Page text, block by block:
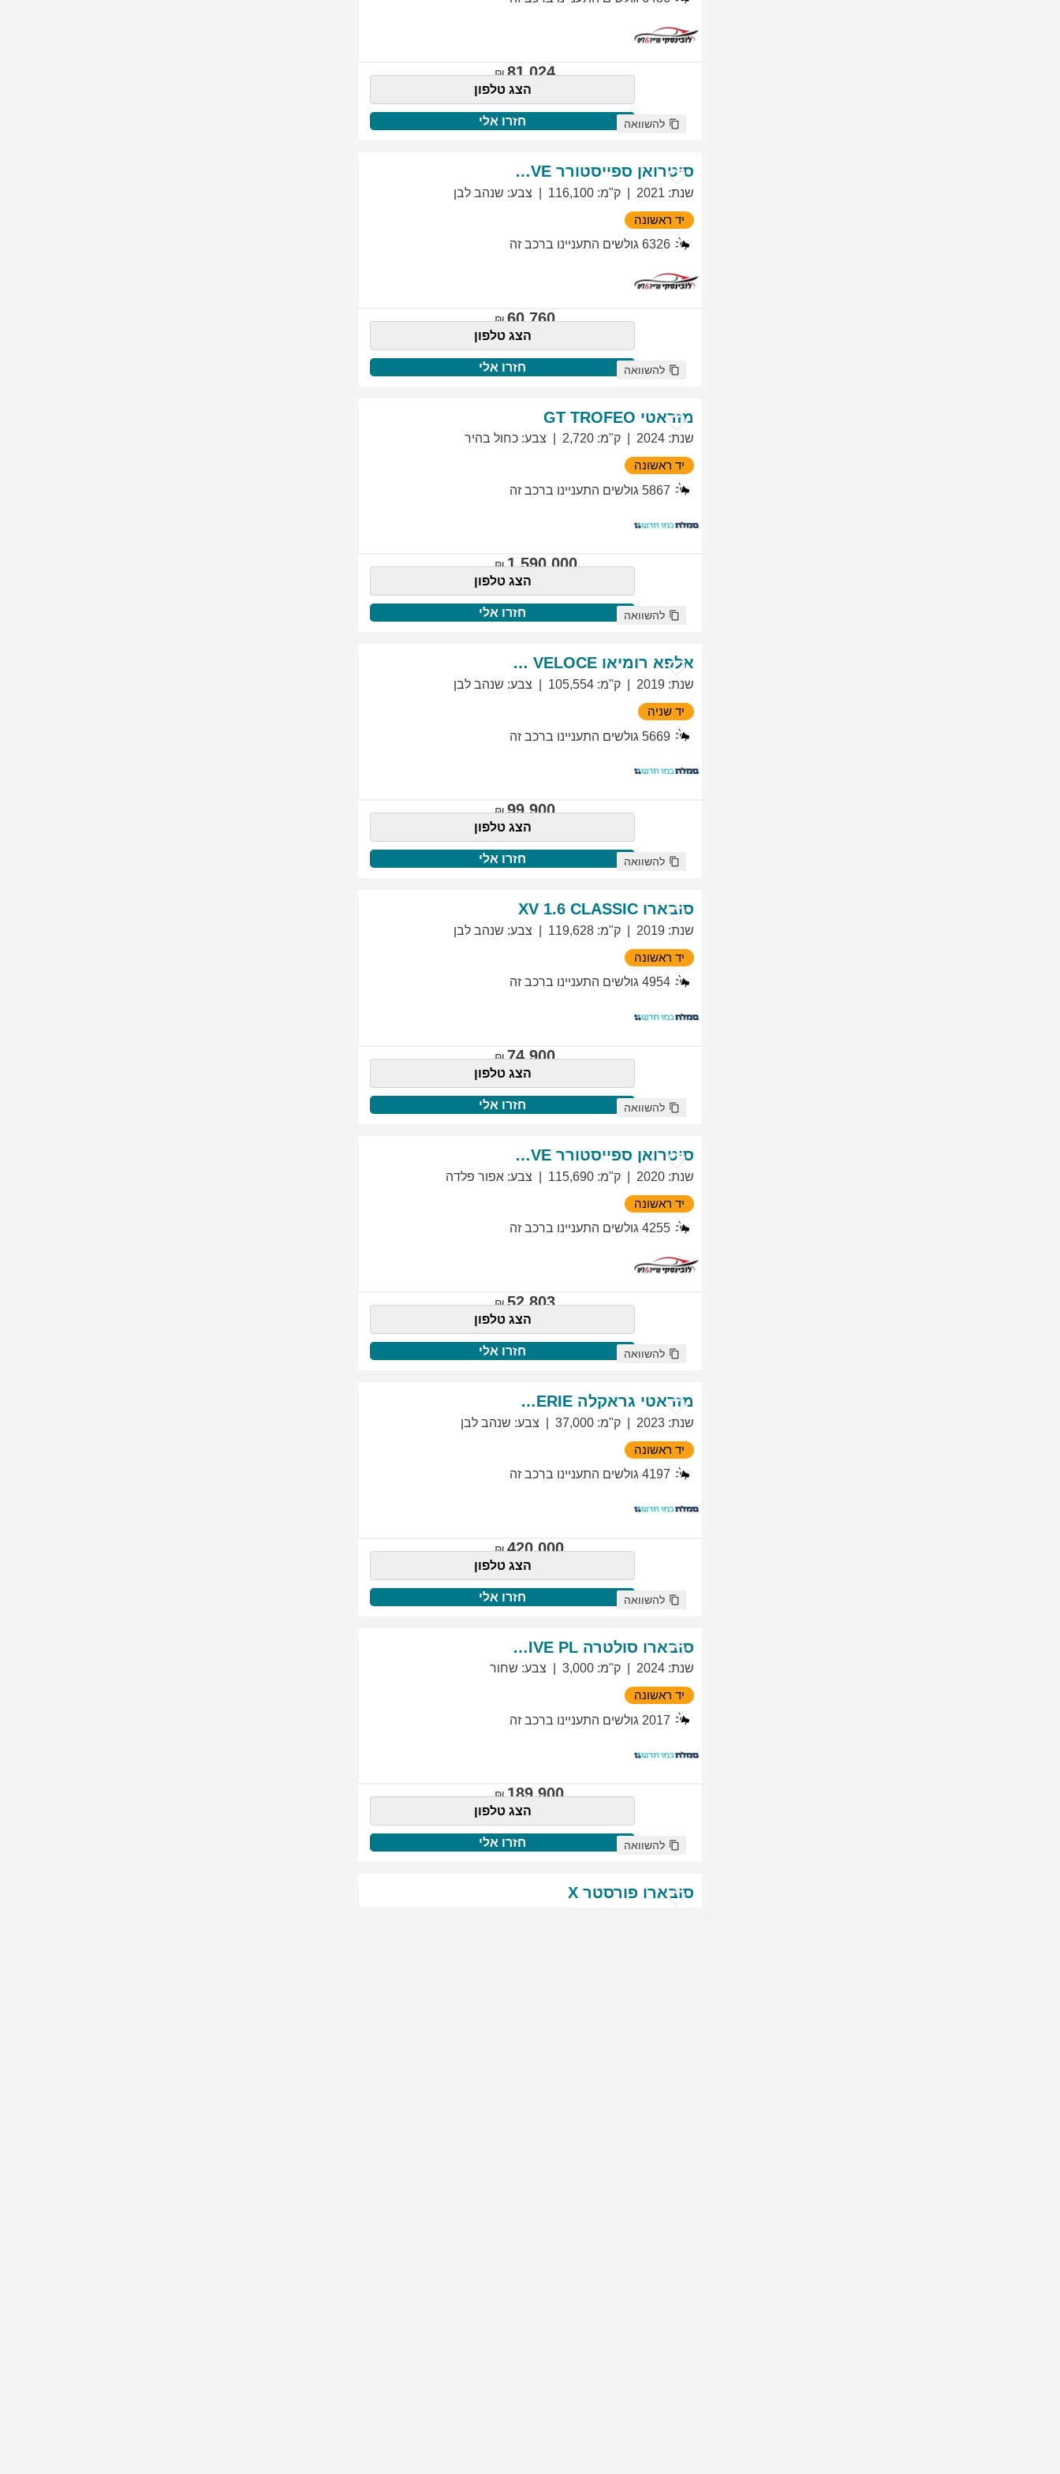
81,024
הצג טלפון
חזרו אלי להשוואה
סיטרואן ספייסטורר EXCLUSIVE
שנת:
2021 ק"מ:
116,100 צבע: שנהב לבן
יד ראשונה
6326 גולשים התעניינו ברכב זה
60,760
הצג טלפון
חזרו אלי להשוואה
מזראטי GT TROFEO
שנת:
2024 ק"מ:
2,720 צבע: כחול בהיר
יד ראשונה
5867 גולשים התעניינו ברכב זה
1,590,000
הצג טלפון
חזרו אלי להשוואה
אלפא רומיאו GIULIETTA VELOCE
שנת:
2019 ק"מ:
105,554 צבע: שנהב לבן
יד שניה
5669 גולשים התעניינו ברכב זה
99,900
הצג טלפון
חזרו אלי להשוואה
סובארו XV 1.6 CLASSIC
שנת:
2019 ק"מ:
119,628 צבע: שנהב לבן
יד ראשונה
4954 גולשים התעניינו ברכב זה
74,900
הצג טלפון
חזרו אלי להשוואה
סיטרואן ספייסטורר EXCLUSIVE
שנת:
2020 ק"מ:
115,690 צבע: אפור פלדה
יד ראשונה
4255 גולשים התעניינו ברכב זה
52,803
הצג טלפון
חזרו אלי להשוואה
מזראטי גראקלה PRIMASERIE
שנת:
2023 ק"מ:
37,000 צבע: שנהב לבן
יד ראשונה
4197 גולשים התעניינו ברכב זה
420,000
הצג טלפון
חזרו אלי להשוואה
סובארו סולטרה EXCLUSIVE PL
שנת:
2024 ק"מ:
3,000 צבע: שחור
יד ראשונה
2017 גולשים התעניינו ברכב זה
189,900
הצג טלפון
חזרו אלי להשוואה
סובארו פורסטר X